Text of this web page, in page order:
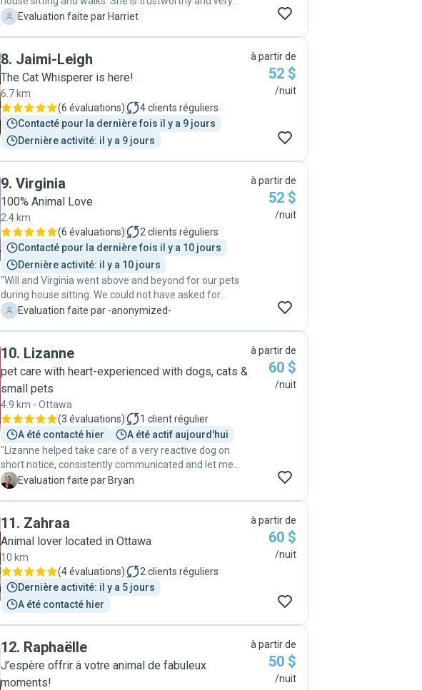
pleasant. I have no hesitation in recommending her."
H Evaluation faite par Harriet
8. Jaimi-Leigh
The Cat Whisperer is here!
6.7 km
(6 évaluations) 4clients réguliers
Contacté pour la dernière fois il y a 9 jours
Dernière activité: il y a 9 jours
à partir de
52 $
/nuit
9. Virginia
100% Animal Love
2.4 km
(6 évaluations) 2 clients réguliers
Contacté pour la dernière fois il y a 10 jours
Dernière activité: il y a 10 jours
"Will and Virginia went above and beyond for our pets
during house sitting. We could not have asked for
anything more! "
- Evaluation faite par -anonymized-
à partir de
52 $
/nuit
10. Lizanne
pet care with heart-experienced with dogs, cats &
small pets
4.9 km - Ottawa
(3 évaluations) 1 client régulier
A été contacté hier
A été actif aujourd'hui
"Lizanne helped take care of a very reactive dog on
short notice, consistently communicated and let me
know if/when there were issues."
B Evaluation faite par Bryan
à partir de
60 $
/nuit
11. Zahraa
Animal lover located in Ottawa
10 km
(4 évaluations) 2 clients réguliers
Dernière activité: il y a 5 jours
A été contacté hier
à partir de
60 $
/nuit
12. Raphaëlle
J’espère offrir à votre animal de fabuleux
moments!
à partir de
50 $
/nuit